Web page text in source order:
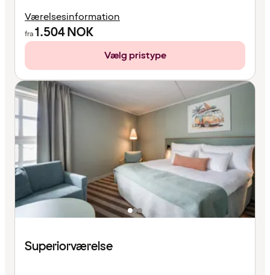
Værelsesinformation
fra1.504NOK
Vælg pristype
Superiorværelse